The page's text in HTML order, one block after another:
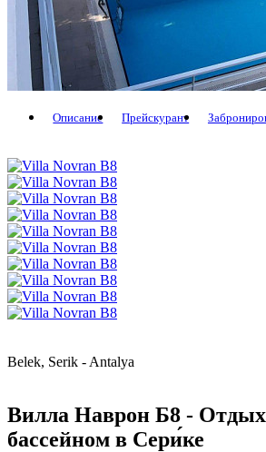
Описание Прейскурант
Belek, Serik - Antalya
Вилла Наврон Б8 - Отдых
бассейном в Сери́ке